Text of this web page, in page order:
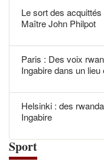
Le sort des
Maître John Philpot
Paris : Des voix
Ingabire dans un
Helsinki : des
Ingabire
Sport